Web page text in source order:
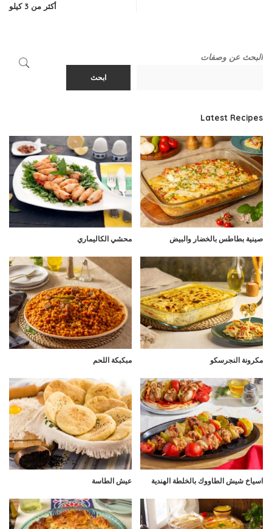
أكثر من 3 كيلو
البحث عن وصفات
ابحث
Latest Recipes
صينية بطاطس بالخضار والبيض محشي الكاليماري
مكرونة النجرسكو مبكبكة اللحم
اسياخ شيش الطاووك بالخلطة الهندية عيش الطاسة